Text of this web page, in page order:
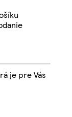
cena košíku
je pre Vás